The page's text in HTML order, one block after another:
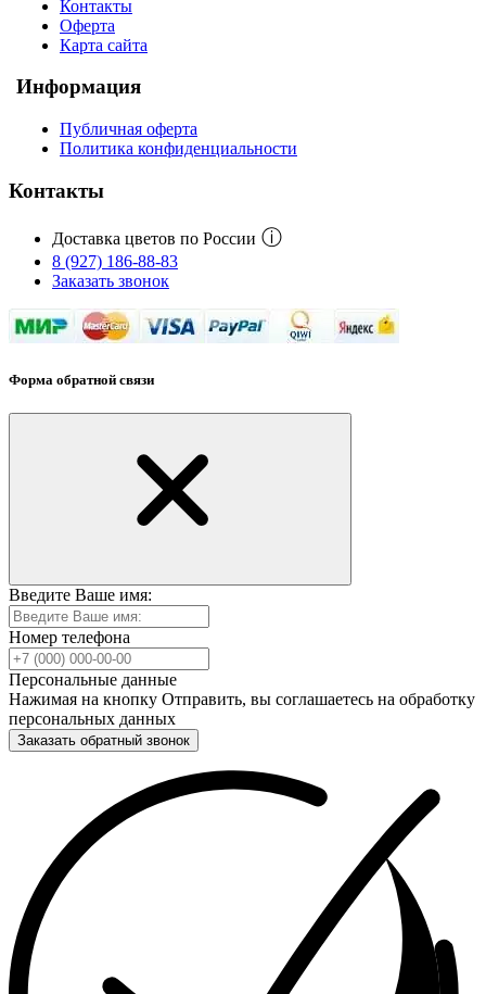
Контакты
Оферта
Карта сайта
Информация
Публичная оферта
Политика конфиденциальности
Контакты
Доставка цветов по России ⓘ
8 (927) 186-88-83
Заказать звонок
Форма обратной связи
Введите Ваше имя:
Номер телефона
Персональные данные
Нажимая на кнопку Отправить, вы соглашаетесь на обработку
персональных данных
Заказать обратный звонок